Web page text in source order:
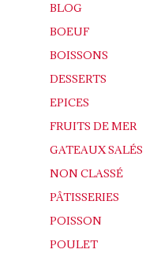
BLOG
BOEUF
BOISSONS
DESSERTS
EPICES
FRUITS DE MER
GATEAUX SALÉS
NON CLASSÉ
PÂTISSERIES
POISSON
POULET